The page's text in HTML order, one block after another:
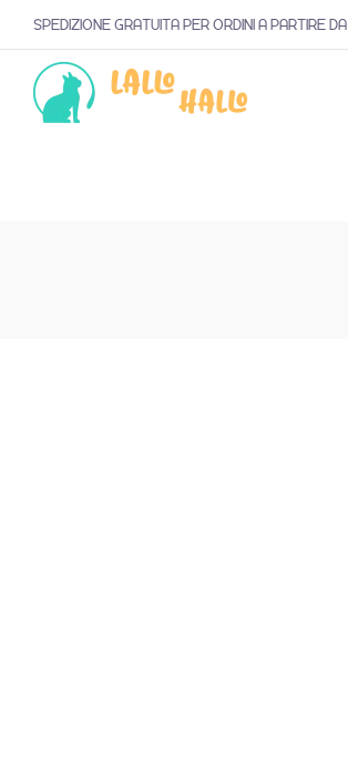
SPEDIZIONE GRATUITA PER ORDINI A PARTIRE DA